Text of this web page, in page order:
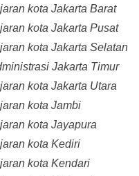
kota Jakarta Barat
kota Jakarta Pusat
kota Jakarta Selatan
Jakarta Timur
kota Jakarta Utara
kota Jambi
kota Jayapura
kota Kediri
kota Kendari